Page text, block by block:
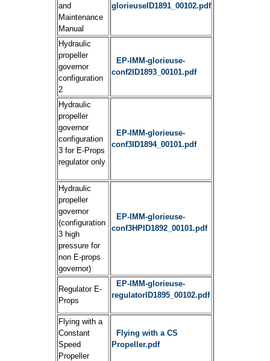
and
Maintenance
Manual
glorieuseID1891_00102.pdf
Hydraulic
propeller
governor
configuration
2
EP-IMM-glorieuse-
conf2ID1893_00101.pdf
Hydraulic
propeller
governor
configuration
3 for E-Props
regulator only
EP-IMM-glorieuse-
conf3ID1894_00101.pdf
Hydraulic
propeller
governor
(configuration
3 high
pressure for
non E-props
governor)
EP-IMM-glorieuse-
conf3HPID1892_00101.pdf
Regulator E-
Props
EP-IMM-glorieuse-
regulatorID1895_00102.pdf
Flying with a
Constant
Speed
Propeller
Flying with a CS
Propeller.pdf